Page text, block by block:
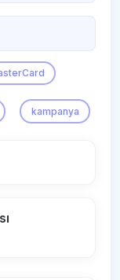
kampanya